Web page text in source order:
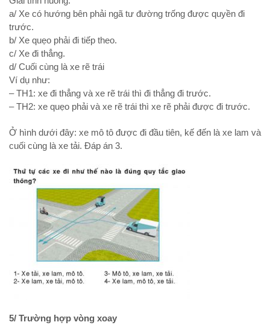
a/ Xe có hướng bên phải ngã tư đường trống được quyền đi
trước.
b/ Xe quẹo phải đi tiếp theo.
c/ Xe đi thẳng.
d/ Cuối cùng là xe rẽ trái
Ví dụ như:
– TH1: xe đi thẳng và xe rẽ trái thì đi thẳng đi trước.
– TH2: xe quẹo phải và xe rẽ trái thì xe rẽ phải được đi trước.
Ở hình dưới đây: xe mô tô được đi đầu tiên, kế đến là xe lam và
cuối cùng là xe tải. Đáp án 3.
5/ Trường hợp vòng xoay